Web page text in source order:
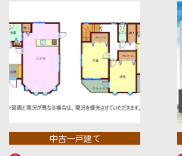
中古一戸建て